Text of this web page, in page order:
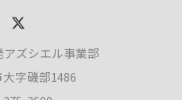
ズシエル事業部
字磯部1486